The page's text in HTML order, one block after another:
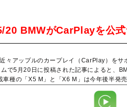
20 BMWがCarPlayを公式
々アップルのカープレイ（CarPlay）をサ
で5月20日に投稿された記事によると、
種の「X5 M」と「X6 M」は今年後半発売